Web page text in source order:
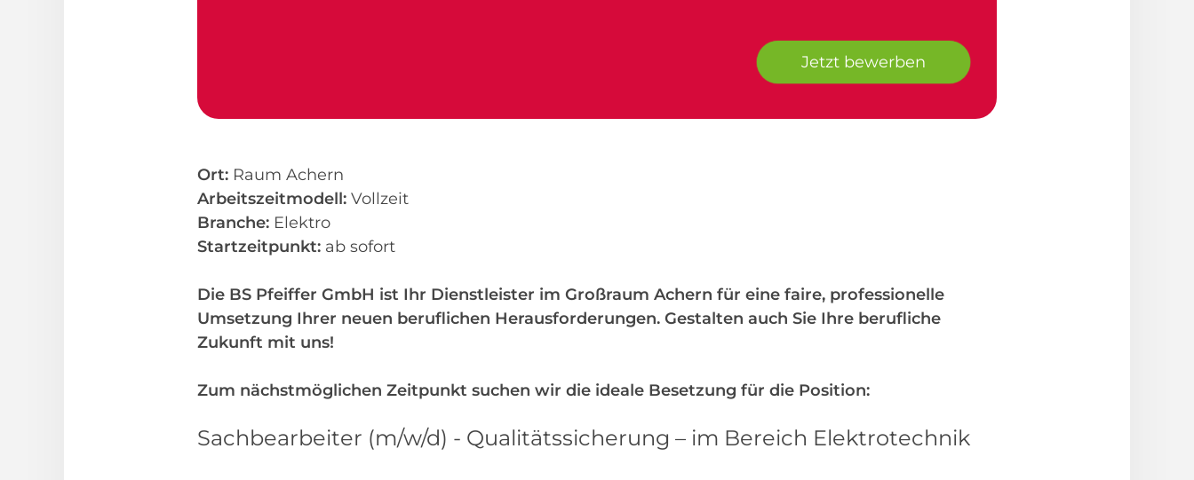
Jetzt bewerben
Ort: Raum Achern
Arbeitszeitmodell: Vollzeit
Branche: Elektro
Startzeitpunkt: ab sofort
Die BS Pfeiffer GmbH ist Ihr Dienstleister im Großraum Achern für eine faire, professionelle
Umsetzung Ihrer neuen beruflichen Herausforderungen. Gestalten auch Sie Ihre berufliche
Zukunft mit uns!
Zum nächstmöglichen Zeitpunkt suchen wir die ideale Besetzung für die Position:
Sachbearbeiter (m/w/d) - Qualitätssicherung – im Bereich Elektrotechnik